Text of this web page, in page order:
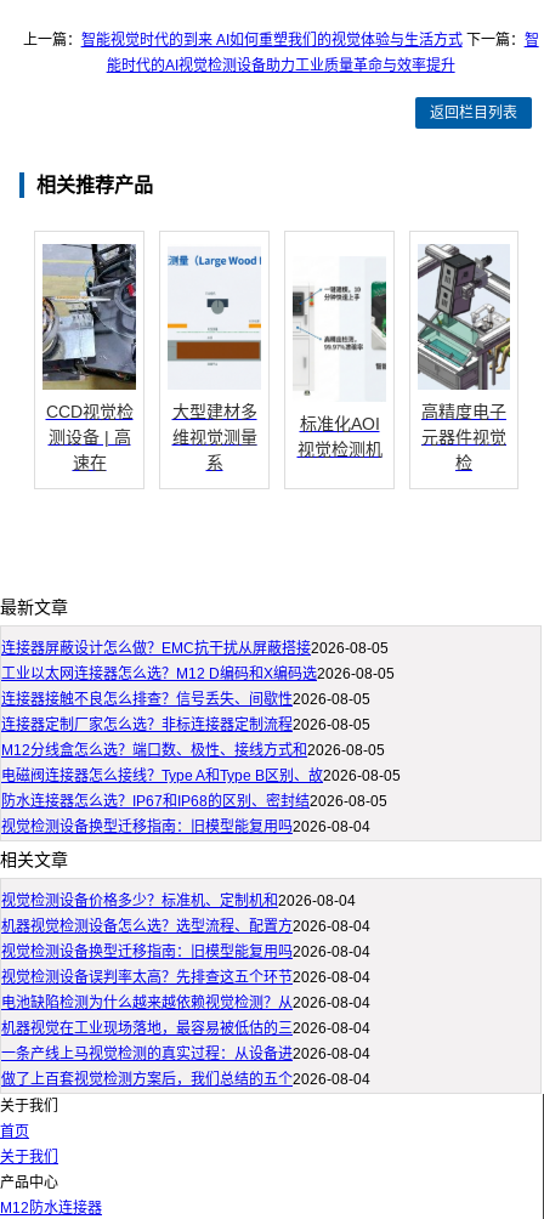
上一篇： 智能视觉时代的到来 AI如何重塑我们的视觉体验与生活方式下一篇： 智
能时代的AI视觉检测设备助力工业质量革命与效率提升
返回栏目列表
相关推荐产品
CCD视觉检
测设备 | 高
速在
大型建材多
维视觉测量
系
标准化AOI
视觉检测机
高精度电子
元器件视觉
检
最新文章
连接器屏蔽设计怎么做？EMC抗干扰从屏蔽搭接2026-08-05
工业以太网连接器怎么选？M12 D编码和X编码选2026-08-05
连接器接触不良怎么排查？信号丢失、间歇性2026-08-05
连接器定制厂家怎么选？非标连接器定制流程2026-08-05
M12分线盒怎么选？端口数、极性、接线方式和2026-08-05
电磁阀连接器怎么接线？Type A和Type B区别、故2026-08-05
防水连接器怎么选？IP67和IP68的区别、密封结2026-08-05
视觉检测设备换型迁移指南：旧模型能复用吗2026-08-04
相关文章
视觉检测设备价格多少？标准机、定制机和2026-08-04
机器视觉检测设备怎么选？选型流程、配置方2026-08-04
视觉检测设备换型迁移指南：旧模型能复用吗2026-08-04
视觉检测设备误判率太高？先排查这五个环节2026-08-04
电池缺陷检测为什么越来越依赖视觉检测？从2026-08-04
机器视觉在工业现场落地，最容易被低估的三2026-08-04
一条产线上马视觉检测的真实过程：从设备进2026-08-04
做了上百套视觉检测方案后，我们总结的五个2026-08-04
关于我们
首页
关于我们
产品中心
M12防水连接器